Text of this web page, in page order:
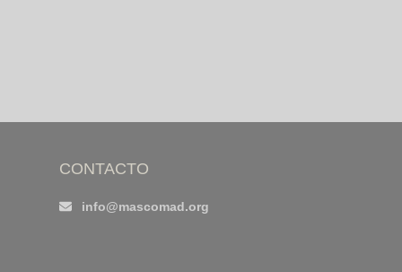
CONTACTO
info@mascomad.org